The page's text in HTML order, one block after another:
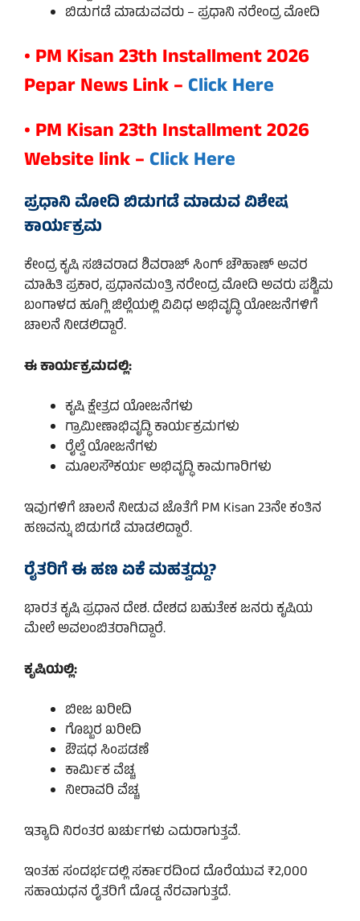
ಬಿಡುಗಡೆ ಮಾಡುವವರು – ಪ್ರಧಾನಿ ನರೇಂದ್ರ ಮೋದಿ
• PM Kisan 23th Installment 2026
Pepar News Link – Click Here
• PM Kisan 23th Installment 2026
Website link – Click Here
ಪ್ರಧಾನಿ ಮೋದಿ ಬಿಡುಗಡೆ ಮಾಡುವ ವಿಶೇಷ
ಕಾರ್ಯಕ್ರಮ
ಕೇಂದ್ರ ಕೃಷಿ ಸಚಿವರಾದ ಶಿವರಾಜ್ ಸಿಂಗ್ ಚೌಹಾಣ್ ಅವರ
ಮಾಹಿತಿ ಪ್ರಕಾರ, ಪ್ರಧಾನಮಂತ್ರಿ ನರೇಂದ್ರ ಮೋದಿ ಅವರು ಪಶ್ಚಿಮ
ಬಂಗಾಳದ ಹೂಗ್ಲಿ ಜಿಲ್ಲೆಯಲ್ಲಿ ವಿವಿಧ ಅಭಿವೃದ್ಧಿ ಯೋಜನೆಗಳಿಗೆ
ಚಾಲನೆ ನೀಡಲಿದ್ದಾರೆ.
ಈ ಕಾರ್ಯಕ್ರಮದಲ್ಲಿ:
ಕೃಷಿ ಕ್ಷೇತ್ರದ ಯೋಜನೆಗಳು
ಗ್ರಾಮೀಣಾಭಿವೃದ್ಧಿ ಕಾರ್ಯಕ್ರಮಗಳು
ರೈಲ್ವೆ ಯೋಜನೆಗಳು
ಮೂಲಸೌಕರ್ಯ ಅಭಿವೃದ್ಧಿ ಕಾಮಗಾರಿಗಳು
ಇವುಗಳಿಗೆ ಚಾಲನೆ ನೀಡುವ ಜೊತೆಗೆ PM Kisan 23ನೇ ಕಂತಿನ
ಹಣವನ್ನು ಬಿಡುಗಡೆ ಮಾಡಲಿದ್ದಾರೆ.
ರೈತರಿಗೆ ಈ ಹಣ ಏಕೆ ಮಹತ್ವದ್ದು?
ಭಾರತ ಕೃಷಿ ಪ್ರಧಾನ ದೇಶ. ದೇಶದ ಬಹುತೇಕ ಜನರು ಕೃಷಿಯ
ಮೇಲೆ ಅವಲಂಬಿತರಾಗಿದ್ದಾರೆ.
ಕೃಷಿಯಲ್ಲಿ:
ಬೀಜ ಖರೀದಿ
ಗೊಬ್ಬರ ಖರೀದಿ
ಔಷಧ ಸಿಂಪಡಣೆ
ಕಾರ್ಮಿಕ ವೆಚ್ಚ
ನೀರಾವರಿ ವೆಚ್ಚ
ಇತ್ಯಾದಿ ನಿರಂತರ ಖರ್ಚುಗಳು ಎದುರಾಗುತ್ತವೆ.
ಇಂತಹ ಸಂದರ್ಭದಲ್ಲಿ ಸರ್ಕಾರದಿಂದ ದೊರೆಯುವ ₹2,000
ಸಹಾಯಧನ ರೈತರಿಗೆ ದೊಡ್ಡ ನೆರವಾಗುತ್ತದೆ.